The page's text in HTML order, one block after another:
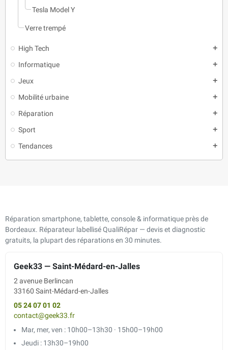
Tesla Model Y
Verre trempé
High Tech add
Informatique add
Jeux add
Mobilité urbaine add
Réparation add
Sport add
Tendances add
Réparation smartphone, tablette, console & informatique près de
Bordeaux. Réparateur labellisé QualiRépar — devis et diagnostic
gratuits, la plupart des réparations en 30 minutes.
Geek33 — Saint-Médard-en-Jalles
2 avenue Berlincan
33160 Saint-Médard-en-Jalles
05 24 07 01 02
contact@geek33.fr
Mar, mer, ven : 10h00–13h30 · 15h00–19h00
Jeudi : 13h30–19h00